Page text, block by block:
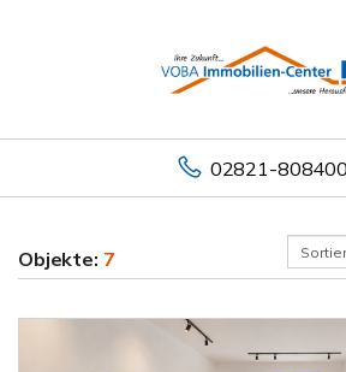
02821-
Objekte: 7